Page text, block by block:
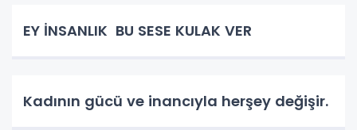
EY İNSANLIK BU SESE KULAK VER
Kadının gücü ve inancıyla herşey değişir.